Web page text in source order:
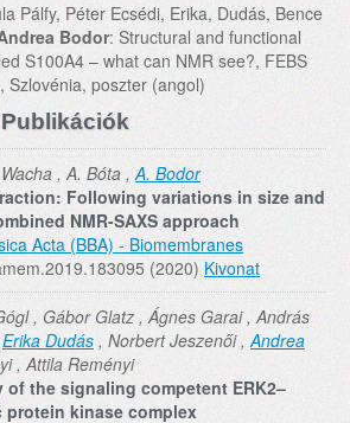
Pálfy, Péter Ecsédi, Erika, Dudás, Bence
Bodor: Structural and functional
S100A4 – what can NMR see?, FEBS
Szlovénia, poszter (angol)
, A. Bóta ,A. Bodor
Following variations in size and
NMR-SAXS approach
Acta (BBA) - Biomembranes
(2020) Kivonat
, Gábor Glatz , Ágnes Garai , András
Erika Dudás , Norbert Jeszenői ,Andrea
, Attila Reményi
of the signaling competent ERK2–
protein kinase complex